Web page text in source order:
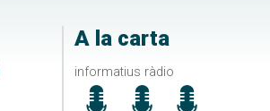
A la carta
informatius ràdio